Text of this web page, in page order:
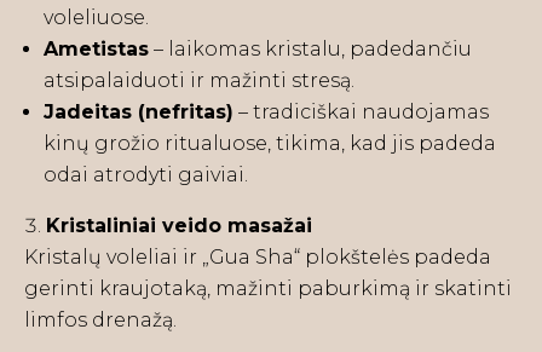
voleliuose.
Ametistas – laikomas kristalu, padedančiu
atsipalaiduoti ir mažinti stresą.
Jadeitas (nefritas) – tradiciškai naudojamas
kinų grožio ritualuose, tikima, kad jis padeda
odai atrodyti gaiviai.
Kristaliniai veido masažai
Kristalų voleliai ir „Gua Sha“ plokštelės padeda
gerinti kraujotaką, mažinti paburkimą ir skatinti
limfos drenažą.